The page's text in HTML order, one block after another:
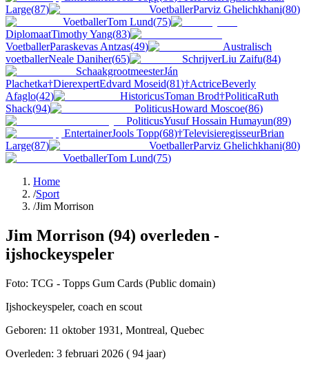
Large(87) VoetballerParviz Ghelichkhani(80)
VoetballerTom Lund(75)
DiplomaatTimothy Yang(83)
VoetballerParaskevas Antzas(49)
Australisch
voetballerNeale Daniher(65) SchrijverLiu Zaifu(84)
SchaakgrootmeesterJán
Plachetka†DierexpertEdvard Moseid(81)†ActriceBeverly
Afaglo(42) HistoricusToman Brod†PoliticaRuth
Shack(94) PoliticusHoward Moscoe(86)
PoliticusYusuf Hossain Humayun(89)
EntertainerJools Topp(68)†TelevisieregisseurBrian
Large(87) VoetballerParviz Ghelichkhani(80)
VoetballerTom Lund(75)
Home
/Sport
/Jim Morrison
Jim Morrison (94) overleden -
ijshockeyspeler
Foto: TCG - Topps Gum Cards (Public domain)
Ijshockeyspeler, coach en scout
Geboren: 11 oktober 1931 , Montreal, Quebec
Overleden: 3 februari 2026 ( 94 jaar)